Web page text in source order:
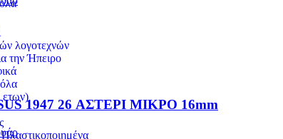
λογοτεχνών
την Ήπειρο
1947 26 ΑΣΤΕΡΙ ΜΙΚΡΟ 16mm